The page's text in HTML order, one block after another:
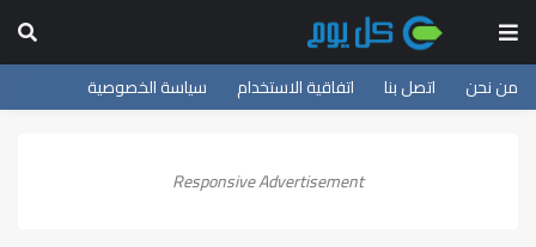
من نحن اتصل بنا اتفاقية الاستخدام سياسة الخصوصية
Responsive Advertisement